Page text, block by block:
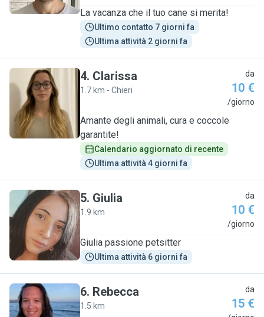
La vacanza che il tuo cane si merita!
Ultimo contatto 7 giorni fa
Ultima attività 2 giorni fa
C
4. Clarissa
1.7 km - Chieri
da
10 €
/giorno
Amante degli animali, cura e coccole
garantite!
Calendario aggiornato di recente
Ultima attività 4 giorni fa
G
5. Giulia
1.9 km
da
10 €
/giorno
Giulia passione petsitter
Ultima attività 6 giorni fa
6. Rebecca
1.5 km
da
15 €